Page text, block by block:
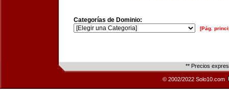
Categorías de Dominio:
[Pág.
** Precios
© 2002/2022 Solo10.com